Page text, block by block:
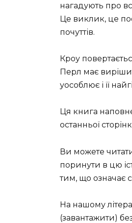
нагадують про
Це виклик, це
почуттів.
Кроу
Перл має
уособлює і її
Ця книга
останньої
Ви можете
поринути в цю
тим, що означає
На нашому
(завантажити)